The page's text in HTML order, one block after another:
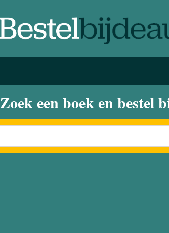
Zoek een boek en bestel